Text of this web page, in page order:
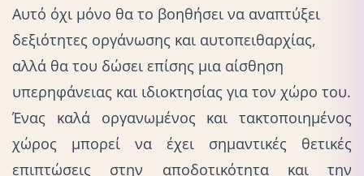
Αυτό όχι μόνο θα το βοηθήσει να αναπτύξει
δεξιότητες οργάνωσης και αυτοπειθαρχίας,
αλλά θα του δώσει επίσης μια αίσθηση
υπερηφάνειας και ιδιοκτησίας για τον χώρο του.
Ένας καλά οργανωμένος και τακτοποιημένος
χώρος μπορεί να έχει σημαντικές θετικές
επιπτώσεις στην αποδοτικότητα και την